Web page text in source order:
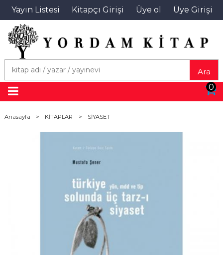
Yayın Listesi Kitapçı Girişi Üye ol Üye Girişi
Ara
0
Anasayfa > KİTAPLAR > SİYASET